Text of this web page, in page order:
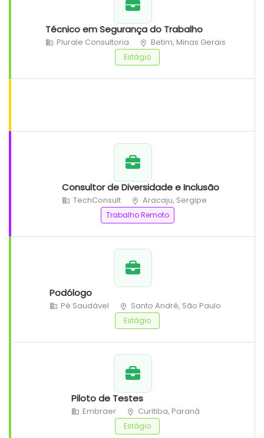
Técnico em Segurança do Trabalho
Plurale Consultoria Betim, Minas Gerais
Estágio
Consultor de Diversidade e Inclusão
TechConsult Aracaju, Sergipe
Trabalho Remoto
Podólogo
Pé Saudável Santo André, São Paulo
Estágio
Piloto de Testes
Embraer Curitiba, Paraná
Estágio